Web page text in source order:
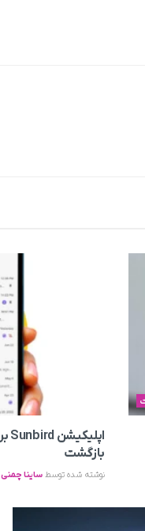
بازگشت
نوشته شده توسط ساینا چمنی